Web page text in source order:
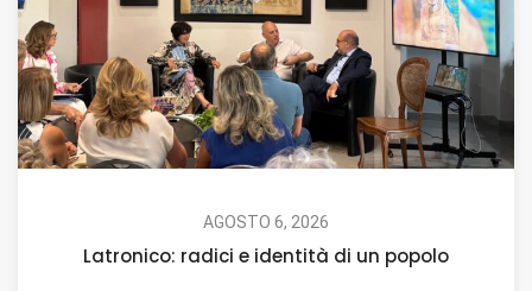
AGOSTO 6, 2026
Latronico: radici e identità di un popolo